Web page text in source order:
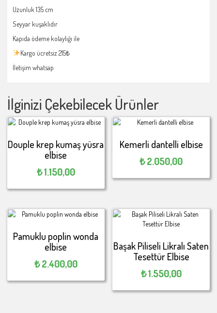
Uzunluk 135 cm
Seyyar kuşaklıdır
Kapıda ödeme kolaylığı ile
Kargo ücretsiz 215₺
İletişim whatsap
İlginizi Çekebilecek Ürünler
Douple krep kumaş yüsra
elbise
₺1.150,00
Kemerli dantelli elbise
₺2.050,00
Pamuklu poplin wonda
elbise
₺2.400,00
Başak Piliseli Likralı Saten
Tesettür Elbise
₺1.550,00